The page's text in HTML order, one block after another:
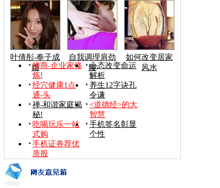
叶倩彤-奉子成
婚
自我调理肩劲
腰
如何改变居家
风水
禅商-企业家修
炼!
心态改变命运
解析
经穴健康1点
通-头
养生12字诀孔
令谦
禅-和谐家庭揭
秘!
<道德经>的大
智慧
吃喝玩乐一站
式购
手机签名彰显
个性
手机证券荐优
质股